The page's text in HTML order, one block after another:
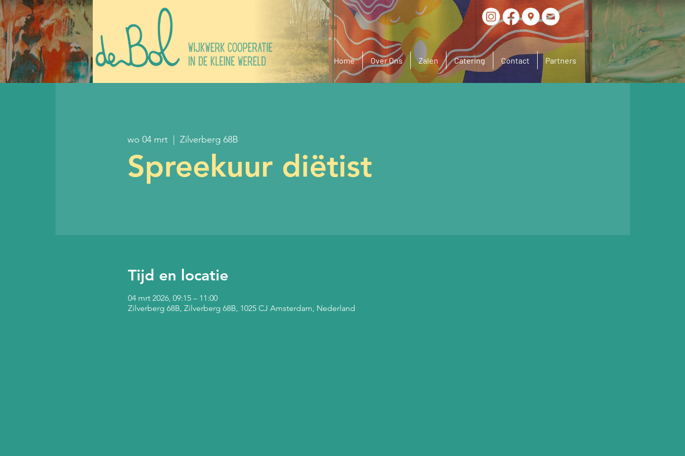
Home Over Ons Zalen Catering Contact Partners
wo 04 mrt
  |
Zilverberg 68B
Spreekuur diëtist
Tijd en locatie
04 mrt 2026, 09:15 – 11:00
Zilverberg 68B, Zilverberg 68B, 1025 CJ Amsterdam, Nederland